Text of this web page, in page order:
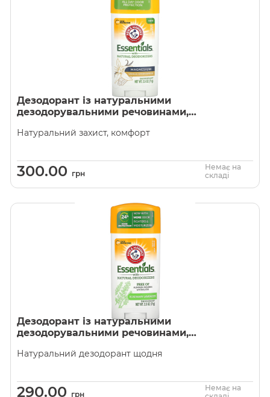
Дезодорант із натуральними
дезодорувальними речовинами,
Arm & Hammer
Натуральний захист, комфорт
300.00 грн
Немає на
складі
Дезодорант із натуральними
дезодорувальними речовинами,
Hammer
Натуральний дезодорант щодня
290.00 грн
Немає на